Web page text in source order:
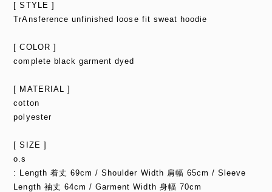
[ STYLE ]
TrAnsference unfinished loose fit sweat hoodie
[ COLOR ]
complete black garment dyed
[ MATERIAL ]
cotton
polyester
[ SIZE ]
o.s
: Length 着丈 69cm / Shoulder Width 肩幅 65cm / Sleeve
Length 袖丈 64cm / Garment Width 身幅 70cm